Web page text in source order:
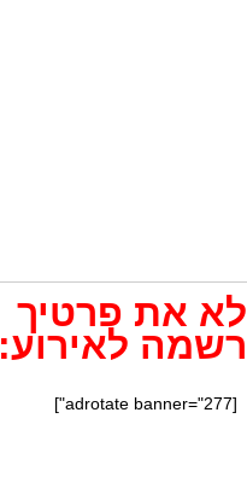
את פרטיך
לאירוע:
[adrotate banner="277"]